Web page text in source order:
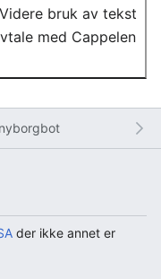
bruk av tekst
med Cappelen
der ikke annet er